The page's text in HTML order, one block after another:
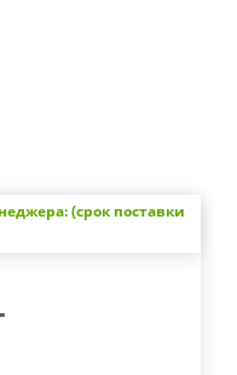
(срок поставки